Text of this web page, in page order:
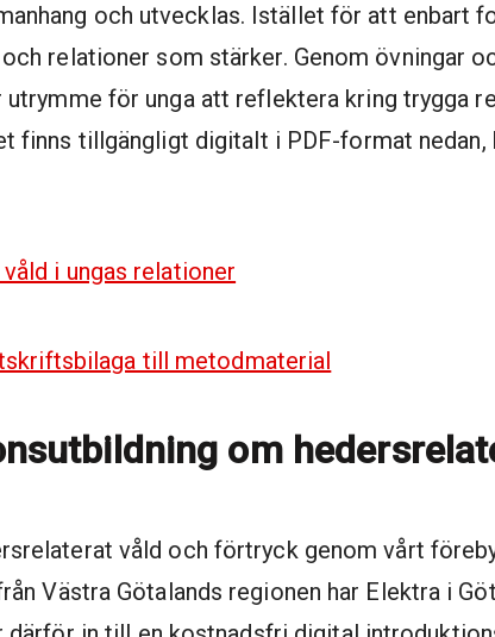
och utvecklas. Istället för att enbart
relationer som stärker. Genom övningar
för unga att reflektera kring trygga
finns tillgängligt digitalt i PDF-format
i ungas relationer
till metodmaterial
om
våld och förtryck genom vårt
Västra Götalands regionen har Elektra i